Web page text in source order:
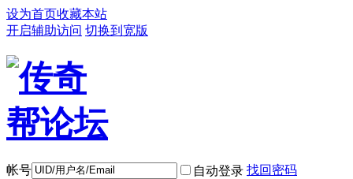
设为首页收藏本站
开启辅助访问 切换到宽版
帐号 自动登录 找回密码